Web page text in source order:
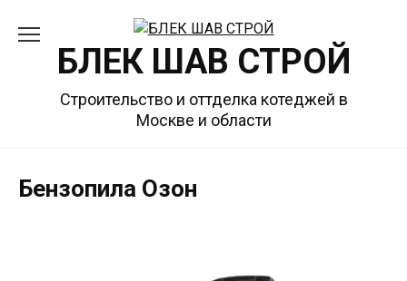
содержаниюБЛЕК ШАВ СТРОЙ
Строительство и оттделка котеджей в
Москве и области
Бензопила Озон